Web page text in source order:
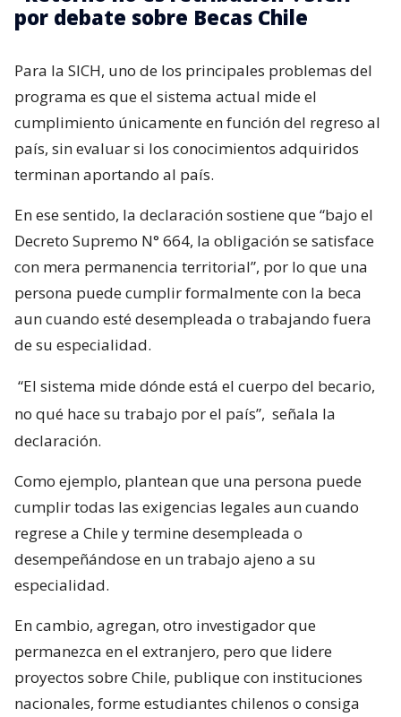
por debate sobre Becas Chile
Para la SICH, uno de los principales problemas del
programa es que el sistema actual mide el
cumplimiento únicamente en función del regreso al
país, sin evaluar si los conocimientos adquiridos
terminan aportando al país.
En ese sentido, la declaración sostiene que “bajo el
Decreto Supremo N° 664, la obligación se satisface
con mera permanencia territorial”, por lo que una
persona puede cumplir formalmente con la beca
aun cuando esté desempleada o trabajando fuera
de su especialidad.
“El sistema mide dónde está el cuerpo del becario,
no qué hace su trabajo por el país”, señala la
declaración.
Como ejemplo, plantean que una persona puede
cumplir todas las exigencias legales aun cuando
regrese a Chile y termine desempleada o
desempeñándose en un trabajo ajeno a su
especialidad.
En cambio, agregan, otro investigador que
permanezca en el extranjero, pero que lidere
proyectos sobre Chile, publique con instituciones
nacionales, forme estudiantes chilenos o consiga